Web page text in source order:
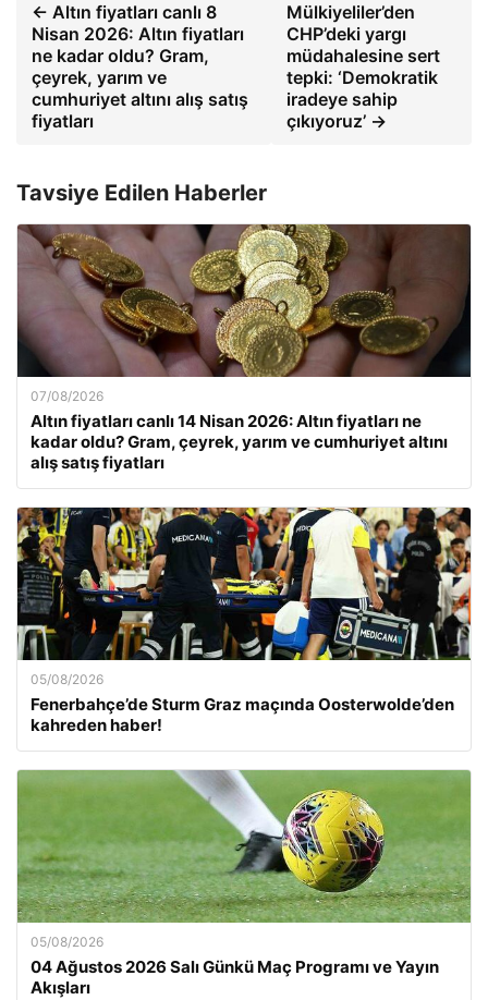
← Altın fiyatları canlı 8
Nisan 2026: Altın fiyatları
ne kadar oldu? Gram,
çeyrek, yarım ve
cumhuriyet altını alış satış
fiyatları
Mülkiyeliler’den
CHP’deki yargı
müdahalesine sert
tepki: ‘Demokratik
iradeye sahip
çıkıyoruz’ →
Tavsiye Edilen Haberler
07/08/2026
Altın fiyatları canlı 14 Nisan 2026: Altın fiyatları ne
kadar oldu? Gram, çeyrek, yarım ve cumhuriyet altını
alış satış fiyatları
05/08/2026
Fenerbahçe’de Sturm Graz maçında Oosterwolde’den
kahreden haber!
05/08/2026
04 Ağustos 2026 Salı Günkü Maç Programı ve Yayın
Akışları